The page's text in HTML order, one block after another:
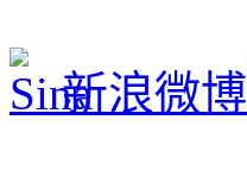
新浪微博